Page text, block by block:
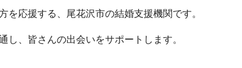
を応援する、尾花沢市の結婚支援機関です。
し、皆さんの出会いをサポートします。